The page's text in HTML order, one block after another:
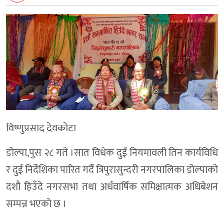
विष्णुप्रसाद देवकोटा
डोल्पा,पुस २८ गते ।सात विधेक दुई नियमावली तिन कार्यविधि
र दुई निर्देशिका पारित गर्दै त्रिपुरासुन्दरी नगरपालिका डोल्पाको
दशौ हिउँदे नगरसभा तथा अर्धवार्षिक समिक्षात्मक अधिबेशन
सम्पन्न भएको छ ।